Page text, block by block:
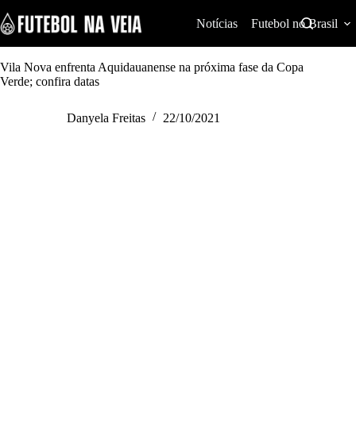
k
i
p
t
o
Notícias Futebol no Brasil
Vila Nova enfrenta Aquidauanense na próxima fase da Copa
Verde; confira datas
Danyela Freitas 22/10/2021